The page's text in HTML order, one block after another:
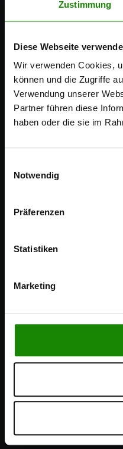
Zustimmung
Diese Webseite
Wir verwenden Cookies,
können und die Zugriffe
Verwendung unserer
Partner führen diese
haben oder die sie im
Notwendig
Präferenzen
Statistiken
Marketing
Gobietstraße 10 |
E-Mail:
Fassaden in Putz-/
Dekore
WEITERES
Downloads
Kontakt